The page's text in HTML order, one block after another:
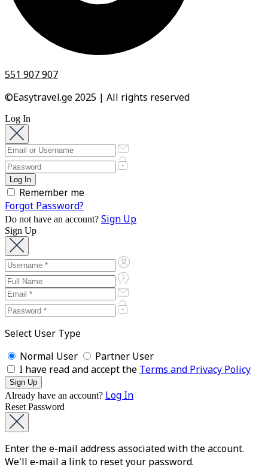
551 907 907
©Easytravel.ge 2025 | All rights reserved
Log In
Remember me
Forgot Password?
Do not have an account? Sign Up
Sign Up
Select User Type
Normal User
Partner User
I have read and accept the Terms and Privacy Policy
Already have an account? Log In
Reset Password
Enter the e-mail address associated with the account.
We'll e-mail a link to reset your password.